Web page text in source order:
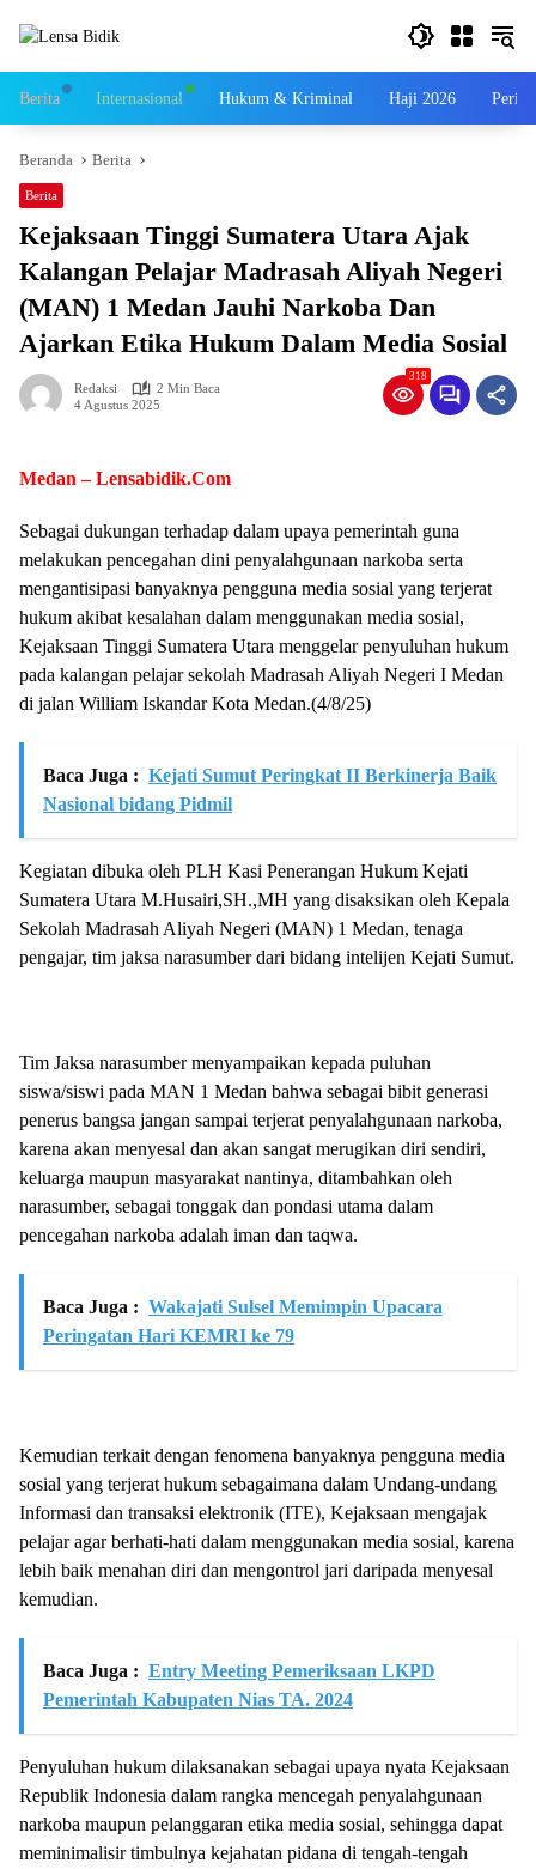
Berita Internasional Hukum & Kriminal Haji 2026
Beranda Berita
Berita
Kejaksaan Tinggi Sumatera Utara Ajak
Kalangan Pelajar Madrasah Aliyah Negeri
(MAN) 1 Medan Jauhi Narkoba Dan
Ajarkan Etika Hukum Dalam Media Sosial
Redaksi
2 Min Baca
4 Agustus 2025
318
Medan – Lensabidik.Com
Sebagai dukungan terhadap dalam upaya pemerintah guna
melakukan pencegahan dini penyalahgunaan narkoba serta
mengantisipasi banyaknya pengguna media sosial yang terjerat
hukum akibat kesalahan dalam menggunakan media sosial,
Kejaksaan Tinggi Sumatera Utara menggelar penyuluhan hukum
pada kalangan pelajar sekolah Madrasah Aliyah Negeri I Medan
di jalan William Iskandar Kota Medan.(4/8/25)
Baca Juga : Kejati Sumut Peringkat II Berkinerja Baik
Nasional bidang Pidmil
Kegiatan dibuka oleh PLH Kasi Penerangan Hukum Kejati
Sumatera Utara M.Husairi,SH.,MH yang disaksikan oleh Kepala
Sekolah Madrasah Aliyah Negeri (MAN) 1 Medan, tenaga
pengajar, tim jaksa narasumber dari bidang intelijen Kejati Sumut.
Tim Jaksa narasumber menyampaikan kepada puluhan
siswa/siswi pada MAN 1 Medan bahwa sebagai bibit generasi
penerus bangsa jangan sampai terjerat penyalahgunaan narkoba,
karena akan menyesal dan akan sangat merugikan diri sendiri,
keluarga maupun masyarakat nantinya, ditambahkan oleh
narasumber, sebagai tonggak dan pondasi utama dalam
pencegahan narkoba adalah iman dan taqwa.
Baca Juga : Wakajati Sulsel Memimpin Upacara
Peringatan Hari KEMRI ke 79
Kemudian terkait dengan fenomena banyaknya pengguna media
sosial yang terjerat hukum sebagaimana dalam Undang-undang
Informasi dan transaksi elektronik (ITE), Kejaksaan mengajak
pelajar agar berhati-hati dalam menggunakan media sosial, karena
lebih baik menahan diri dan mengontrol jari daripada menyesal
kemudian.
Baca Juga : Entry Meeting Pemeriksaan LKPD
Pemerintah Kabupaten Nias TA. 2024
Penyuluhan hukum dilaksanakan sebagai upaya nyata Kejaksaan
Republik Indonesia dalam rangka mencegah penyalahgunaan
narkoba maupun pelanggaran etika media sosial, sehingga dapat
meminimalisir timbulnya kejahatan pidana di tengah-tengah